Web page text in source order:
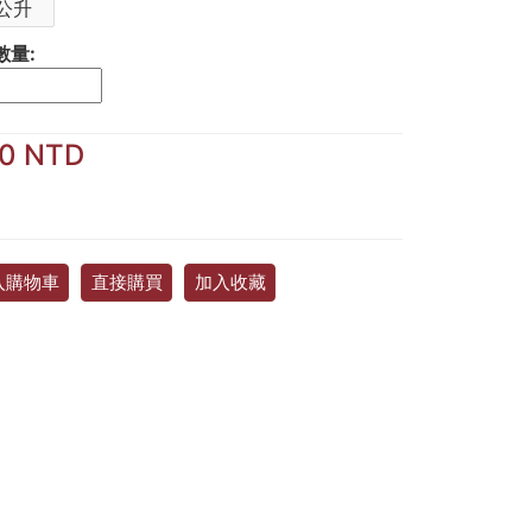
升
量:
NTD
購物車 直接購買 加入收藏